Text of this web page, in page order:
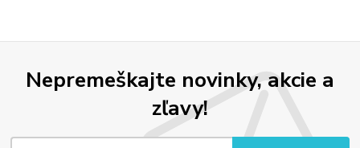
Nepremeškajte novinky, akcie a
zľavy!